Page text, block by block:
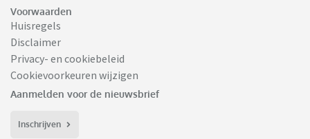
Voorwaarden
Huisregels
Disclaimer
Privacy- en cookiebeleid
Cookievoorkeuren wijzigen
Aanmelden voor de nieuwsbrief
Inschrijven